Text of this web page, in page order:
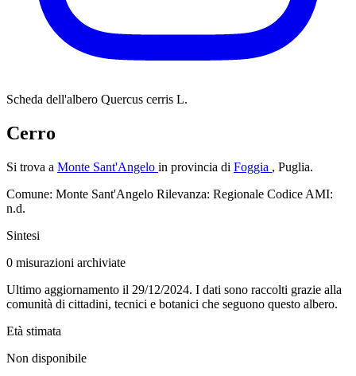
Scheda dell'albero Quercus cerris L.
Cerro
Si trova a Monte Sant'Angelo in provincia di Foggia , Puglia.
Comune: Monte Sant'Angelo Rilevanza: Regionale Codice AMI:
n.d.
Sintesi
0 misurazioni archiviate
Ultimo aggiornamento il 29/12/2024. I dati sono raccolti grazie alla
comunità di cittadini, tecnici e botanici che seguono questo albero.
Età stimata
Non disponibile